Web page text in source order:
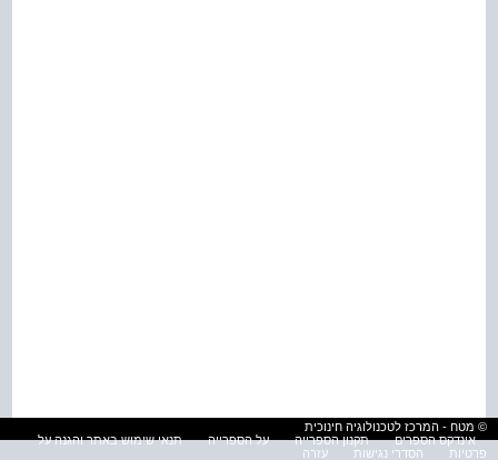
© מטח - המרכז לטכנולוגיה חינוכית
אינדקס הספרים
תקנון הספרייה על הספרייה
תנאי שימוש באתר והגנה על
פרטיות
הסדרי נגישות עזרה